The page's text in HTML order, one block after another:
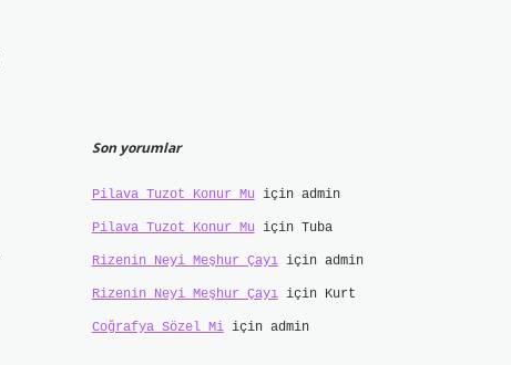
Son yorumlar
Pilava Tuzot Konur Muiçin admin
Pilava Tuzot Konur Muiçin Tuba
Rizenin Neyi Meşhur Çayıiçin admin
Rizenin Neyi Meşhur Çayıiçin Kurt
Coğrafya Sözel Miiçin admin